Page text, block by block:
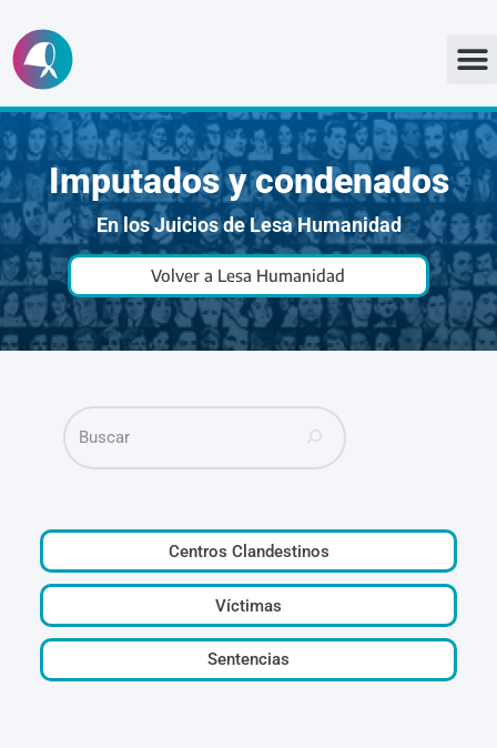
Ir
al
contenido
Imputados y condenados
En los Juicios de Lesa Humanidad
Volver a Lesa Humanidad
Centros Clandestinos
Víctimas
Sentencias